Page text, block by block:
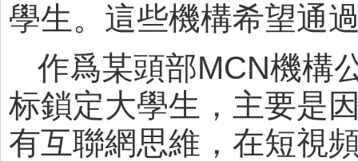
學生。這些機構希望通
作爲某頭部MCN機構
标鎖定大學生，主要是
有互聯網思維，在短視